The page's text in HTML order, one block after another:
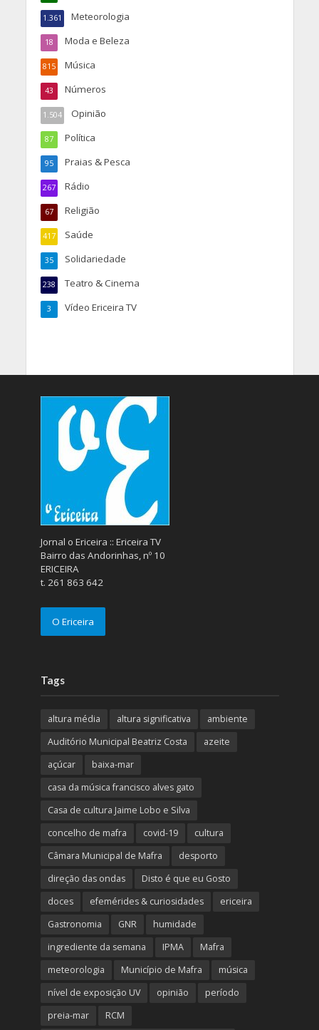
Meteorologia
1.361
Moda e Beleza
18
Música
815
Números
43
Opinião
1.504
Política
87
Praias & Pesca
95
Rádio
267
Religião
67
Saúde
417
Solidariedade
35
Teatro & Cinema
238
Vídeo Ericeira TV
3
Jornal o Ericeira :: Ericeira TV
Bairro das Andorinhas, nº 10
ERICEIRA
t. 261 863 642
O Ericeira
Tags
altura média altura significativa
ambiente
Auditório Municipal Beatriz Costa
azeite
açúcar
baixa-mar
casa da música francisco alves gato
Casa de cultura Jaime Lobo e Silva
concelho de mafra
covid-19
cultura
Câmara Municipal de Mafra
desporto
direção das ondas
Disto é que eu Gosto
doces
efemérides & curiosidades
ericeira
Gastronomia
GNR
humidade
ingrediente da semana
IPMA
Mafra
meteorologia
Município de Mafra
música
nível de exposição UV
opinião
período
preia-mar
RCM